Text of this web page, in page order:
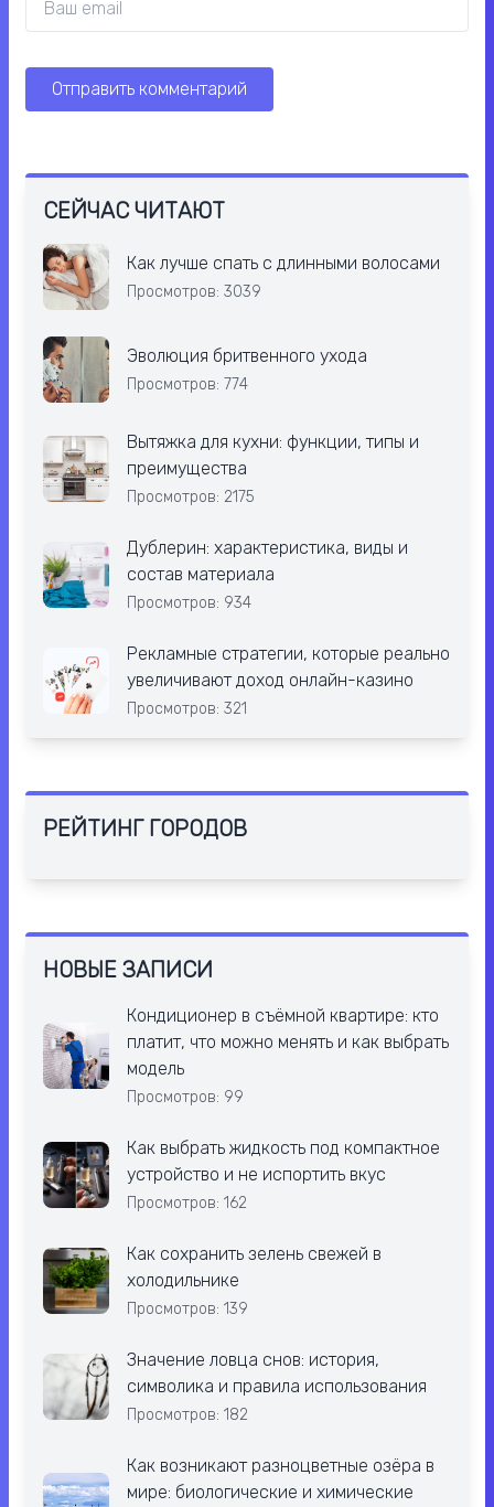
СЕЙЧАС ЧИТАЮТ
Как лучше спать с длинными волосами
Просмотров: 3039
Эволюция бритвенного ухода
Просмотров: 774
Вытяжка для кухни: функции, типы и
преимущества
Просмотров: 2175
Дублерин: характеристика, виды и
состав материала
Просмотров: 934
Рекламные стратегии, которые реально
увеличивают доход онлайн-казино
Просмотров: 321
РЕЙТИНГ ГОРОДОВ
НОВЫЕ ЗАПИСИ
Кондиционер в съёмной квартире: кто
платит, что можно менять и как выбрать
модель
Просмотров: 99
Как выбрать жидкость под компактное
устройство и не испортить вкус
Просмотров: 162
Как сохранить зелень свежей в
холодильнике
Просмотров: 139
Значение ловца снов: история,
символика и правила использования
Просмотров: 182
Как возникают разноцветные озёра в
мире: биологические и химические